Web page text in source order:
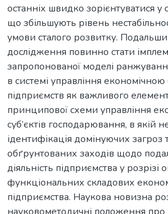
останніх швидко зорієнтуватися у
що збільшують рівень
умови сталого розвитку.
дослідження повинно стати
запропонованої моделі
в системі управління
підприємств як важливого
принципової схеми управління
суб’єктів господарювання, в якій
ідентифікація домінуючих загроз
обґрунтованих заходів щодо
діяльність підприємства у розрізі
функціональних складових
підприємства. Наукова новизна